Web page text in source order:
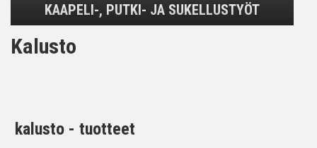
KAAPELI-, PUTKI- JA SUKELLUSTYÖT
Kalusto
kalusto - tuotteet